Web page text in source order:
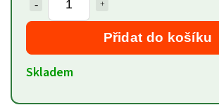
Přidat do košíku
Skladem